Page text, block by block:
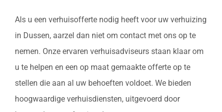
Als u een verhuisofferte nodig heeft voor uw verhuizing
in Dussen, aarzel dan niet om contact met ons op te
nemen. Onze ervaren verhuisadviseurs staan klaar om
u te helpen en een op maat gemaakte offerte op te
stellen die aan al uw behoeften voldoet. We bieden
hoogwaardige verhuisdiensten, uitgevoerd door